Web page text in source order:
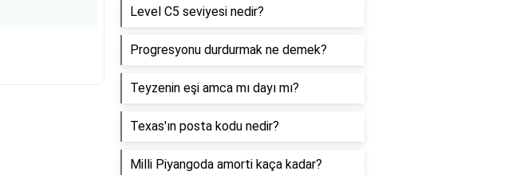
Level C5 seviyesi nedir?
Progresyonu durdurmak ne demek?
Teyzenin eşi amca mı dayı mı?
Texas'ın posta kodu nedir?
Milli Piyangoda amorti kaça kadar?